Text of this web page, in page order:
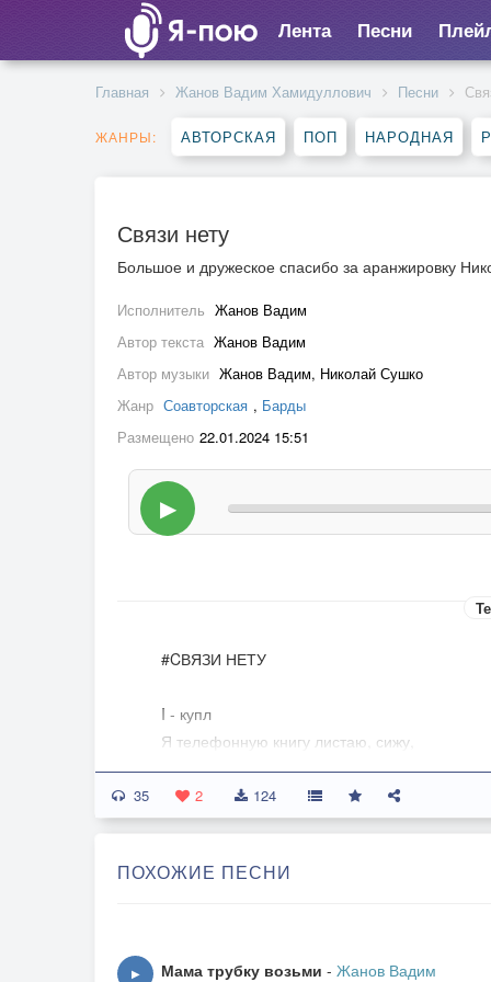
Лента Песни
Главная Жанов Вадим Хамидуллович Песни
ЖАНРЫ: АВТОРСКАЯ ПОП НАРОДНАЯ
Связи нету
Большое и дружеское спасибо за аранжировку
Исполнитель Жанов Вадим
Автор текста Жанов Вадим
Автор музыки Жанов Вадим, Николай Сушко
Жанр Соавторская , Барды
Размещено 22.01.2024 15:51
▶
#CВЯЗИ НЕТУ
I - купл
Я телефонную книгу листаю, сижу,
И номер опять твой нахожу.
И мне так охота к тебе позвонить,
Сказать здравствуй папа, ты можешь
Прости, что не смог тебя уберечь,
Я думал на это всё хватит нам сил.
35 2 124
ПОХОЖИЕ ПЕСНИ
▶ Мама трубку возьми - Жанов Вадим